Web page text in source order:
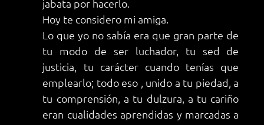
jabata por hacerlo.
Hoy te considero mi amiga.
Lo que yo no sabía era que gran parte de
tu modo de ser luchador, tu sed de
justicia, tu carácter cuando tenías que
emplearlo; todo eso , unido a tu piedad, a
tu comprensión, a tu dulzura, a tu cariño
eran cualidades aprendidas y marcadas a